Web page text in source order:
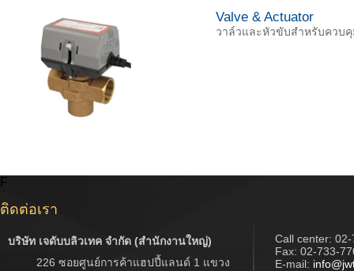
Valve & Actuator
วาล์วและหัวขับสำหรับควบ
F
ติดต่อเรา
บริษัท เจดับบลิวเทค จำกัด (สำนักงานใหญ่)
226 ซอยศูนย์การค้าแฮปปี้แลนด์ 1 แขวง
Call center: 02-
Fax: 02-733-
E-mail: